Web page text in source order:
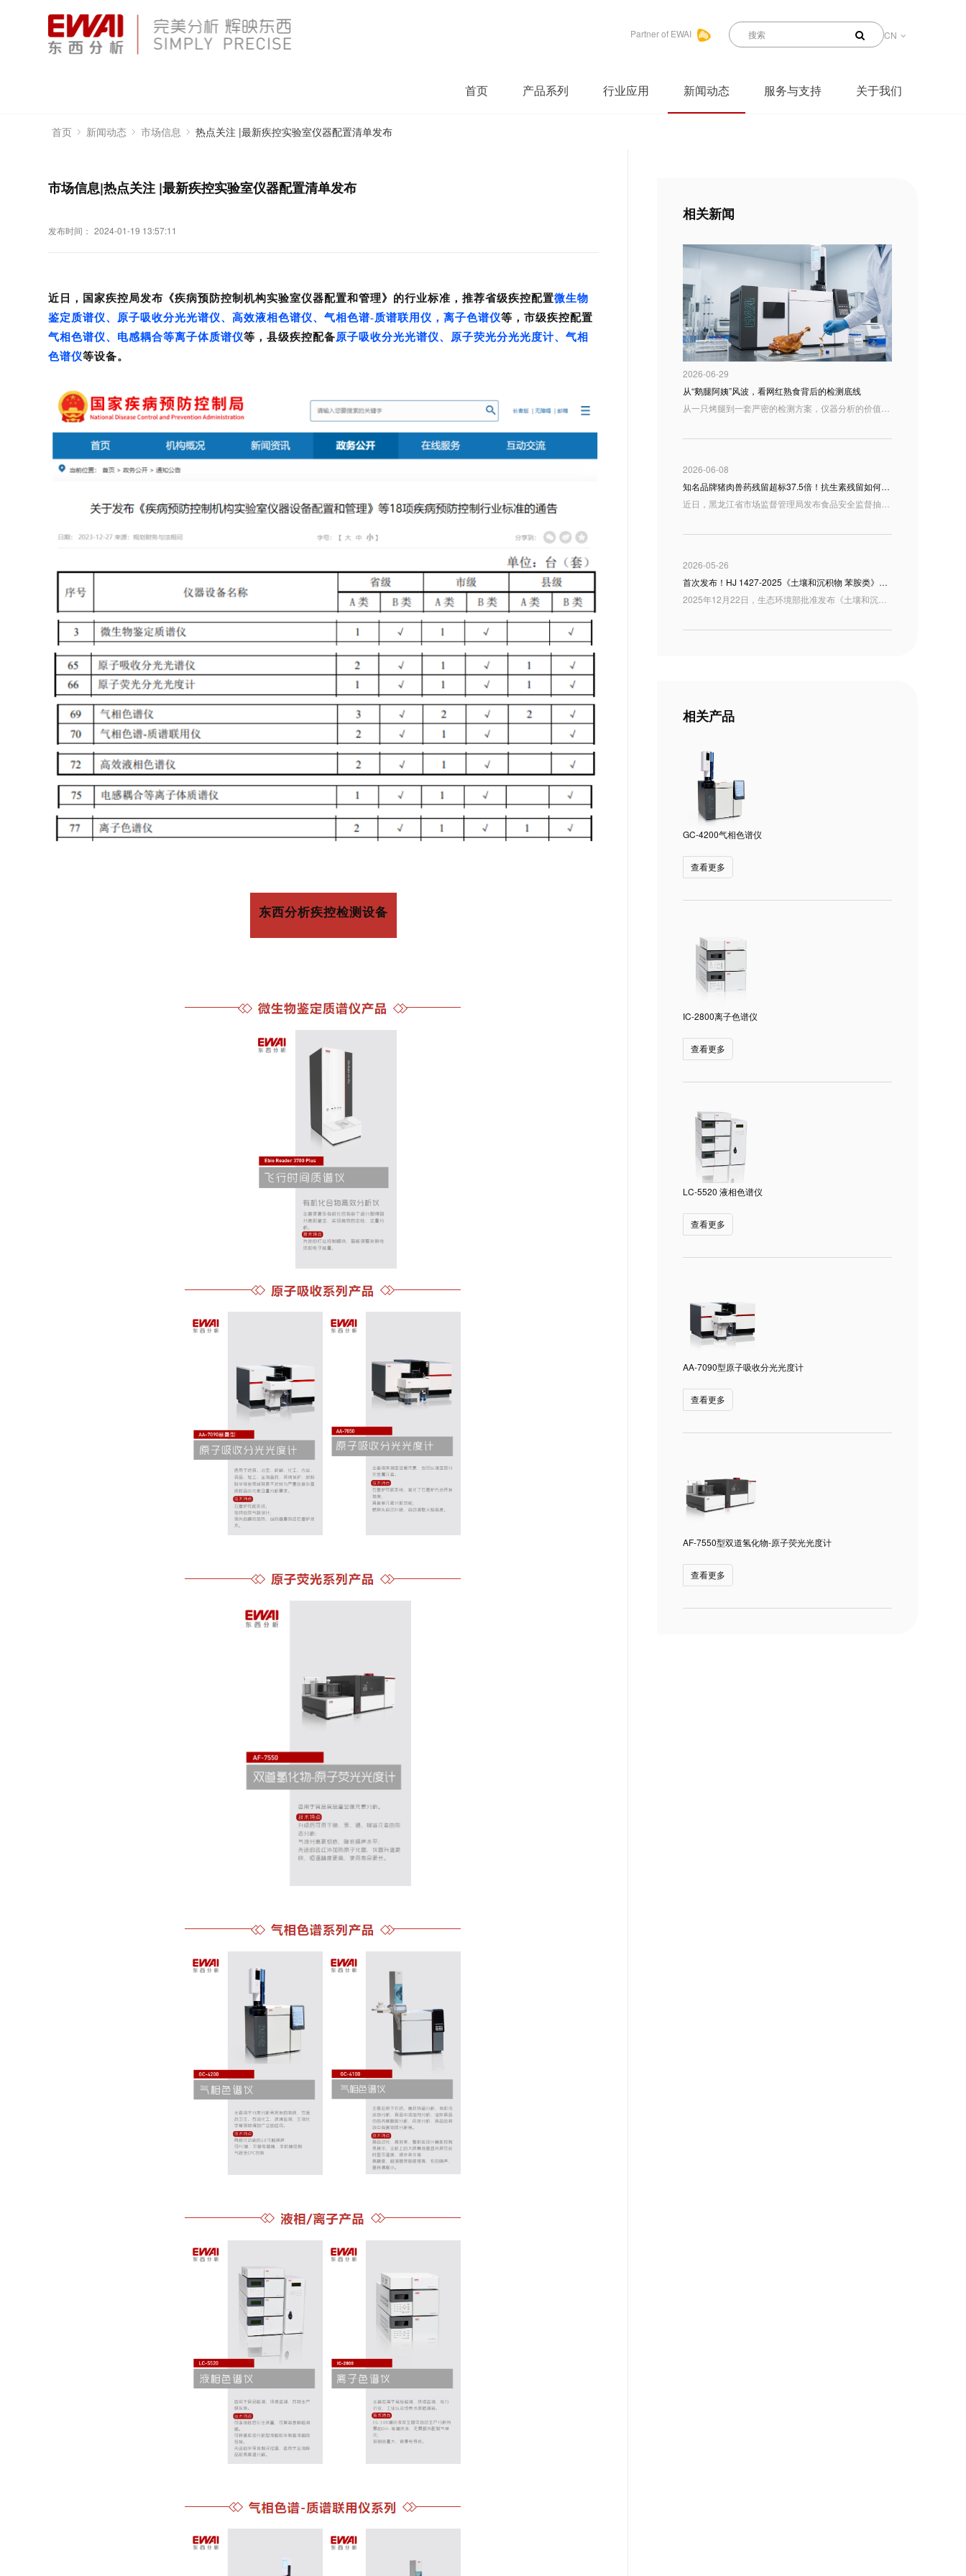
Partner of EWAI CN
首页 产品系列 行业应用 新闻动态 服务与支持 关于我们
首页 新闻动态 市场信息 热点关注 |最新疾控实验室仪器配置清单发布
市场信息|热点关注 |最新疾控实验室仪器配置清单发布
发布时间： 2024-01-19 13:57:11
近日，国家疾控局发布《疾病预防控制机构实验室仪器配置和管理》的行业标准，推荐省级疾控配置微生物
鉴定质谱仪、原子吸收分光光谱仪、高效液相色谱仪、气相色谱-质谱联用仪，离子色谱仪等，市级疾控配置
气相色谱仪、电感耦合等离子体质谱仪等，县级疾控配备原子吸收分光光谱仪、原子荧光分光光度计、气相
色谱仪等设备。
东西分析疾控检测设备
相关新闻
2026-06-29
从“鹅腿阿姨”风波，看网红熟食背后的检测底线
2026-06-08
知名品牌猪肉兽药残留超标37.5倍！抗生素残留如何“现原形”？东西分析为您支招
2026-05-26
首次发布！HJ 1427-2025《土壤和沉积物 苯胺类》新标来袭，东西分析GC-MS全面护航
相关产品
GC-4200气相色谱仪
查看更多
IC-2800离子色谱仪
查看更多
LC-5520 液相色谱仪
查看更多
AA-7090型原子吸收分光光度计
查看更多
AF-7550型双道氢化物-原子荧光光度计
查看更多